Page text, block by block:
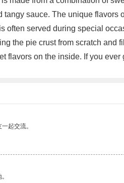
tangy sauce. The unique
often served during special
the pie crust from scratch
flavors on the inside. If you
起交流。